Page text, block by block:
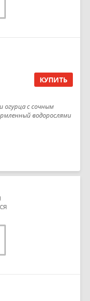
КУПИТЬ
огурца с сочным
водорослями